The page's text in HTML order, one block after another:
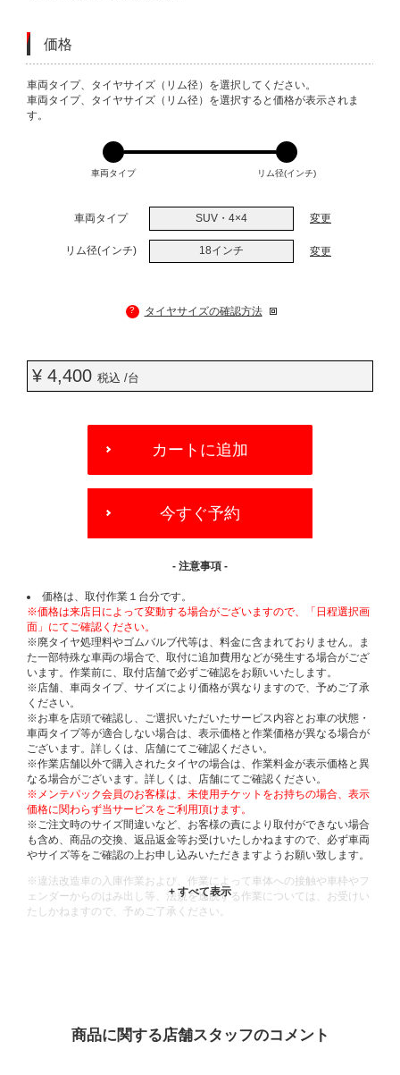
価格
VARIATIONS
車両タイプ、タイヤサイズ（リム径）を選択してください。
車両タイプ、タイヤサイズ（リム径）を選択すると価格が表示されま
す。
車両タイプ リム径(インチ)
車両タイプ SUV・4×4 変更
リム径(インチ) 18インチ 変更
? タイヤサイズの確認方法
¥ 4,400 税込 /台
OPTIONS
カートに追加
今すぐ予約
- 注意事項 -
価格は、取付作業１台分です。
※価格は来店日によって変動する場合がございますので、「日程選択画
面」にてご確認ください。
※廃タイヤ処理料やゴムバルブ代等は、料金に含まれておりません。ま
た一部特殊な車両の場合で、取付に追加費用などが発生する場合がござ
います。作業前に、取付店舗で必ずご確認をお願いいたします。
※店舗、車両タイプ、サイズにより価格が異なりますので、予めご了承
ください。
※お車を店頭で確認し、ご選択いただいたサービス内容とお車の状態・
車両タイプ等が適合しない場合は、表示価格と作業価格が異なる場合が
ございます。詳しくは、店舗にてご確認ください。
※作業店舗以外で購入されたタイヤの場合は、作業料金が表示価格と異
なる場合がございます。詳しくは、店舗にてご確認ください。
※メンテパック会員のお客様は、未使用チケットをお持ちの場合、表示
価格に関わらず当サービスをご利用頂けます。
※ご注文時のサイズ間違いなど、お客様の責により取付ができない場合
も含め、商品の交換、返品返金等お受けいたしかねますので、必ず車両
やサイズ等をご確認の上お申し込みいただきますようお願い致します。
※違法改造車の入庫作業および、作業によって車体への接触や車枠やフ
ェンダーからのはみ出し等、法規を逸脱する作業については、お受けい
たしかねますので、予めご了承ください。
商品に関する店舗スタッフのコメント